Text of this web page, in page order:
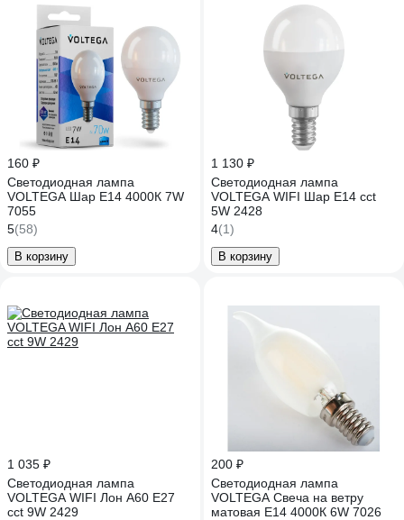
160 ₽
Светодиодная лампа
VOLTEGA Шар Е14 4000К 7W
7055
5(58)
В корзину
1 130 ₽
Светодиодная лампа
VOLTEGA WIFI Шар E14 cct
5W 2428
4(1)
В корзину
1 035 ₽
Светодиодная лампа
VOLTEGA WIFI Лон A60 E27
cct 9W 2429
200 ₽
Светодиодная лампа
VOLTEGA Свеча на ветру
матовая Е14 4000К 6W 7026